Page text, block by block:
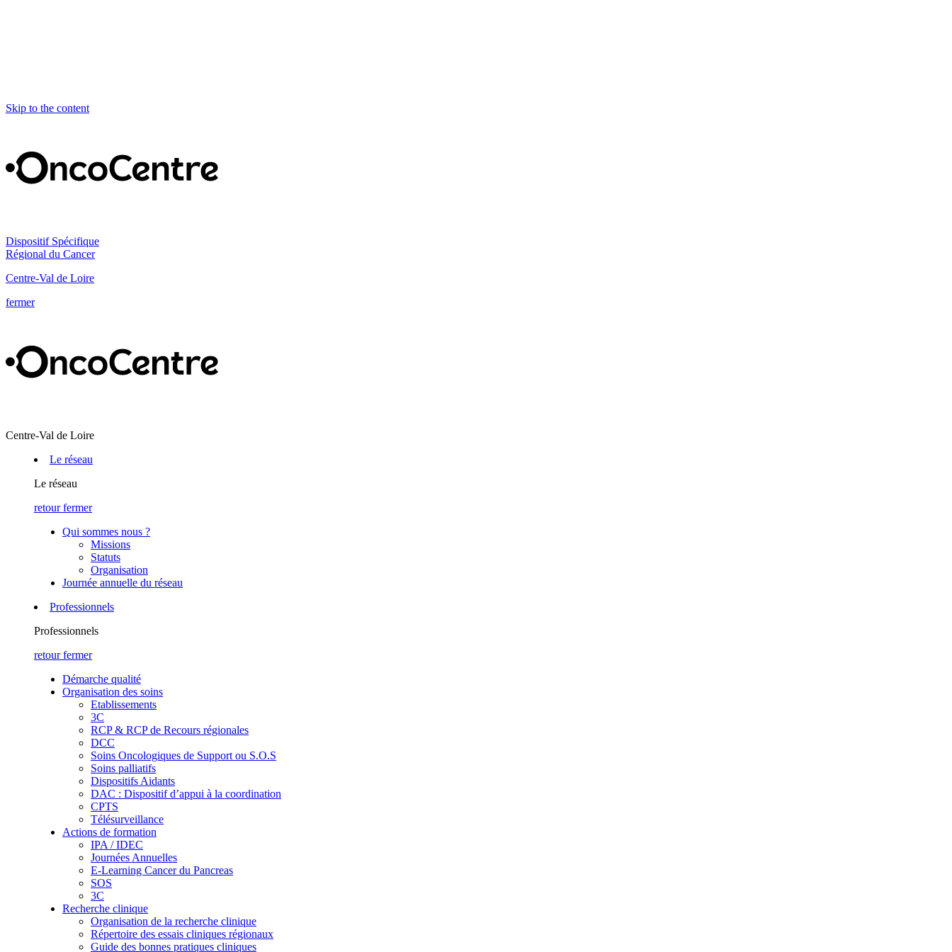
Skip to the content
Dispositif Spécifique
Régional du Cancer
Centre-Val de Loire
fermer
Centre-Val de Loire
Le réseau
Le réseau
retour fermer
Qui sommes nous ?
Missions
Statuts
Organisation
Journée annuelle du réseau
Professionnels
Professionnels
retour fermer
Démarche qualité
Organisation des soins
Etablissements
3C
RCP & RCP de Recours régionales
DCC
Soins Oncologiques de Support ou S.O.S
Soins palliatifs
Dispositifs Aidants
DAC : Dispositif d’appui à la coordination
CPTS
Télésurveillance
Actions de formation
IPA / IDEC
Journées Annuelles
E-Learning Cancer du Pancreas
SOS
3C
Recherche clinique
Organisation de la recherche clinique
Répertoire des essais cliniques régionaux
Guide des bonnes pratiques cliniques